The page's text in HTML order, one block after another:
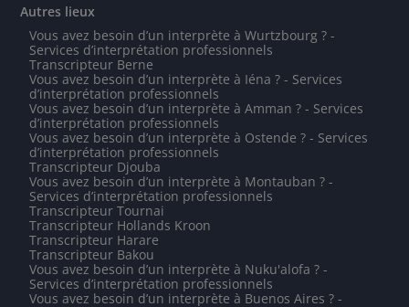
Autres lieux
Vous avez besoin d’un interprète à Wurtzbourg ? -
Services d’interprétation professionnels
Transcripteur Berne
Vous avez besoin d’un interprète à Iéna ? - Services
d’interprétation professionnels
Vous avez besoin d’un interprète à Amman ? - Services
d’interprétation professionnels
Vous avez besoin d’un interprète à Ostende ? - Services
d’interprétation professionnels
Transcripteur Djouba
Vous avez besoin d’un interprète à Montauban ? -
Services d’interprétation professionnels
Transcripteur Tournai
Transcripteur Hollands Kroon
Transcripteur Harare
Transcripteur Bakou
Vous avez besoin d’un interprète à Nuku'alofa ? -
Services d’interprétation professionnels
Vous avez besoin d’un interprète à Buenos Aires ? -